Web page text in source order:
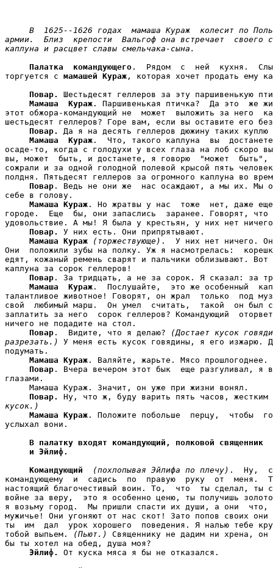
В  1625--1626 годах  мамаша Кураж  колесит по
армии.  Близ  крепости  Вальгоф она встречает  своего
каплуна и расцвет славы смельчака-сына.
Палатка  командующего .  Рядом  с  ней  кухня.
торгуется с мамашей Кураж , которая хочет продать ему
Повар.
Шестьдесят геллеров за эту паршивенькую
Мамаша  Кураж . Паршивенькая птичка?  Да это  же
этот обжора-командующий не  может  выложить за него
шестьдесят геллеров? Горе вам, если вы оставите его
Повар.
Да я на десять геллеров дюжину таких куплю
Мамаша  Кураж .  Что, такого каплуна  вы
осаде-то, когда с голодухи у всех глаза на лоб скоро
вы, может  быть, и достанете, я говорю  "может  быть",
сожрали и за одной голодной полевой крысой пять
полдня. Пятьдесят геллеров за огромного каплуна во
Повар . Ведь не они же  нас осаждают, а мы их. Мы
себе в голову.
Мамаша Кураж . Но жратвы у нас  тоже  нет, даже
городе.  Еще  бы, они запаслись  заранее. Говорят, что
удовольствие. А мы! Я была у крестьян, у них нет
Повар.
У них есть. Они припрятывают.
Мамаша Кураж
(торжествующе) .  У них нет ничего.
Они  положили зубы на полку. Уж я насмотрелась:
едят, кожаный ремень сварят и пальчики облизывают.
каплуна за сорок геллеров!
Повар . За тридцать, а не за сорок. Я сказал: за
Мамаша  Кураж .  Послушайте,  это же особенный
талантливое животное! Говорят, он жрал  только  под
свой  любимый марш.  Он умел  считать,  такой  он был
заплатить за него  сорок геллеров? Командующий
ничего не подадите на стол.
Повар .  Видите, что я делаю?
(Достает кусок
разрезать.)
У меня есть кусок говядины, я его изжарю.
подумать.
Мамаша Кураж . Валяйте, жарьте. Мясо прошлогоднее.
Повар . Вчера вечером этот бык  еще разгуливал, я
глазами.
     Мамаша Кураж. Значит, он уже при жизни вонял.
Повар.
Ну, что ж, буду варить пять часов,
кусок.)
Мамаша Кураж . Положите побольше  перцу,  чтобы
услыхал вони.
В палатку входят командующий, полковой священник
и Эйлиф.
Командующий
(похлопывая Эйлифа по плечу) .  Ну,
командующему  и  садись  по  правую  руку  от  меня.
настоящий благочестивый воин. То,  что  ты сделал, ты
войне за веру,  это я особенно ценю, ты получишь
я возьму город.  Мы пришли спасти их души, а они  что,
мужичье! Они угоняют от нас скот! Зато попов своих
ты  им  дал  урок хорошего  поведения. Я налью тебе
тобой выпьем.
(Пьют.)
Священнику не дадим ни хрена,
бы ты хотел на обед, душа моя?
Эйлиф.
От куска мяса я бы не отказался.